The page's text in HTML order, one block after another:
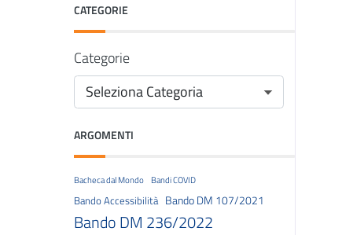
CATEGORIE
Categorie
ARGOMENTI
Bacheca dal Mondo Bandi COVID
Bando Accessibilità Bando DM 107/2021
Bando DM 236/2022